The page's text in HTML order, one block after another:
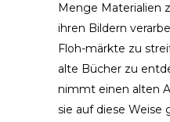
Menge Materialien
ihren Bildern
Floh-märkte zu
alte Bücher zu
nimmt einen alten
sie auf diese Weise